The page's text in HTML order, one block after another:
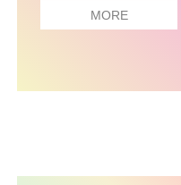
MORE